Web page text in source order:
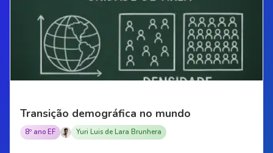
Transição demográfica no mundo
8º ano EF Yuri Luis de Lara Brunhera